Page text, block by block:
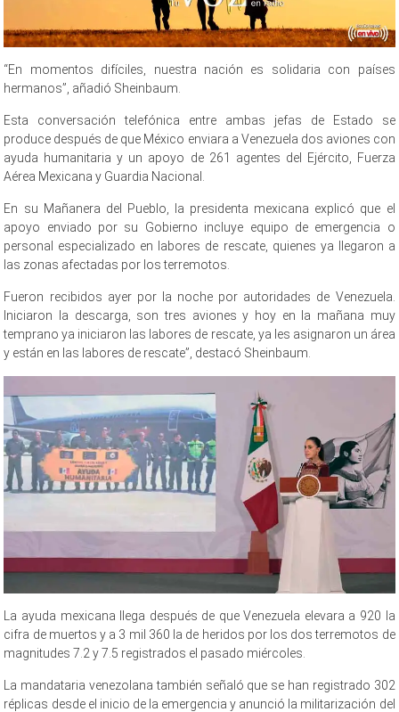
“En momentos difíciles, nuestra nación es solidaria con países
hermanos”, añadió Sheinbaum.
Esta conversación telefónica entre ambas jefas de Estado se
produce después de que México enviara a Venezuela dos aviones con
ayuda humanitaria y un apoyo de 261 agentes del Ejército, Fuerza
Aérea Mexicana y Guardia Nacional.
En su Mañanera del Pueblo, la presidenta mexicana explicó que el
apoyo enviado por su Gobierno incluye equipo de emergencia o
personal especializado en labores de rescate, quienes ya llegaron a
las zonas afectadas por los terremotos.
Fueron recibidos ayer por la noche por autoridades de Venezuela.
Iniciaron la descarga, son tres aviones y hoy en la mañana muy
temprano ya iniciaron las labores de rescate, ya les asignaron un área
y están en las labores de rescate”, destacó Sheinbaum.
La ayuda mexicana llega después de que Venezuela elevara a 920 la
cifra de muertos y a 3 mil 360 la de heridos por los dos terremotos de
magnitudes 7.2 y 7.5 registrados el pasado miércoles.
La mandataria venezolana también señaló que se han registrado 302
réplicas desde el inicio de la emergencia y anunció la militarización del